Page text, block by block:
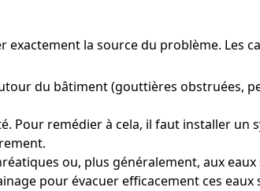
la source du problème. Les
du bâtiment (gouttières obstruées,
Pour remédier à cela, il faut installer un
ou, plus généralement, aux
pour évacuer efficacement ces eaux